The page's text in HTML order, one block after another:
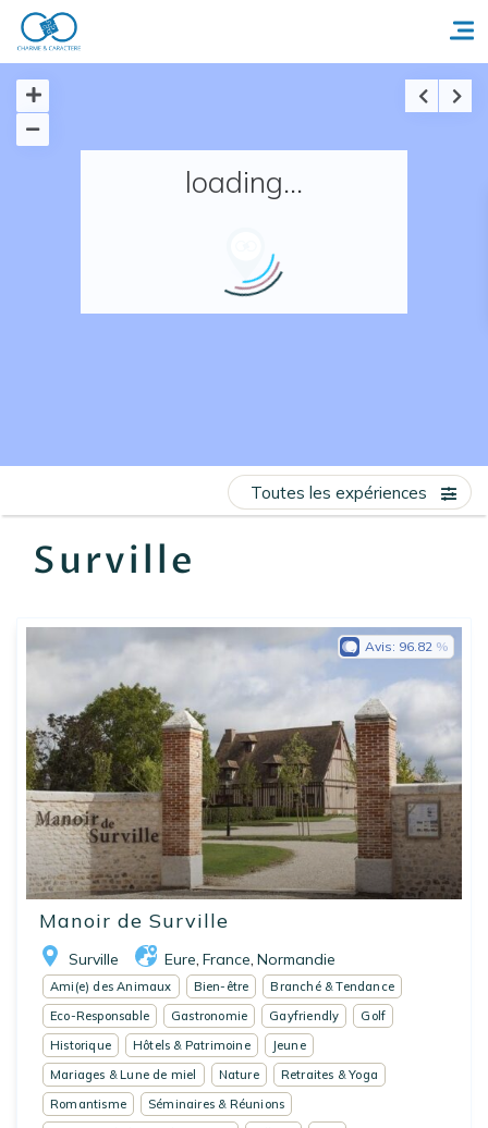
Accueil
Nos adresses en France
loading...
Surville
Toutes les expériences
Manoir de Surville
Surville Eure France Normandie
Avis: 96.82
Ami(e) des Animaux Bien-être
Branché & Tendance
Eco-Responsable
Gastronomie Gayfriendly
Golf
Historique
Hôtels & Patrimoine
Jeune
Mariages & Lune de miel
Nature
Retraites & Yoga
Romantisme
Séminaires & Réunions